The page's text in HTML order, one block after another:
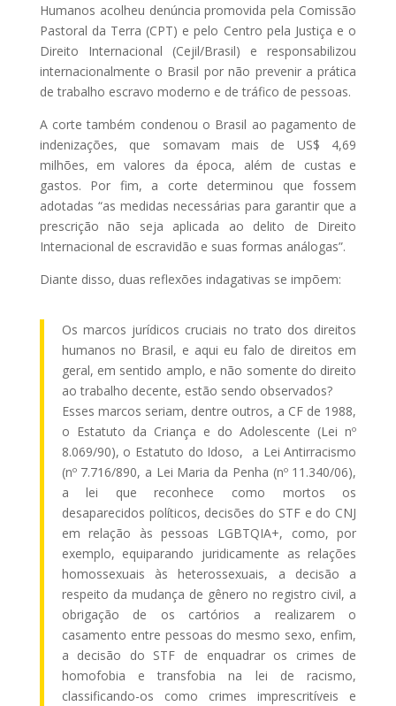
Humanos acolheu denúncia promovida pela Comissão
Pastoral da Terra (CPT) e pelo Centro pela Justiça e o
Direito Internacional (Cejil/Brasil) e responsabilizou
internacionalmente o Brasil por não prevenir a prática
de trabalho escravo moderno e de tráfico de pessoas.
A corte também condenou o Brasil ao pagamento de
indenizações, que somavam mais de US$ 4,69
milhões, em valores da época, além de custas e
gastos. Por fim, a corte determinou que fossem
adotadas “as medidas necessárias para garantir que a
prescrição não seja aplicada ao delito de Direito
Internacional de escravidão e suas formas análogas”.
Diante disso, duas reflexões indagativas se impõem:
Os marcos jurídicos cruciais no trato dos direitos
humanos no Brasil, e aqui eu falo de direitos em
geral, em sentido amplo, e não somente do direito
ao trabalho decente, estão sendo observados?
Esses marcos seriam, dentre outros, a CF de 1988,
o Estatuto da Criança e do Adolescente (Lei nº
8.069/90), o Estatuto do Idoso, a Lei Antirracismo
(nº 7.716/890, a Lei Maria da Penha (nº 11.340/06),
a lei que reconhece como mortos os
desaparecidos políticos, decisões do STF e do CNJ
em relação às pessoas LGBTQIA+, como, por
exemplo, equiparando juridicamente as relações
homossexuais às heterossexuais, a decisão a
respeito da mudança de gênero no registro civil, a
obrigação de os cartórios a realizarem o
casamento entre pessoas do mesmo sexo, enfim,
a decisão do STF de enquadrar os crimes de
homofobia e transfobia na lei de racismo,
classificando-os como crimes imprescritíveis e